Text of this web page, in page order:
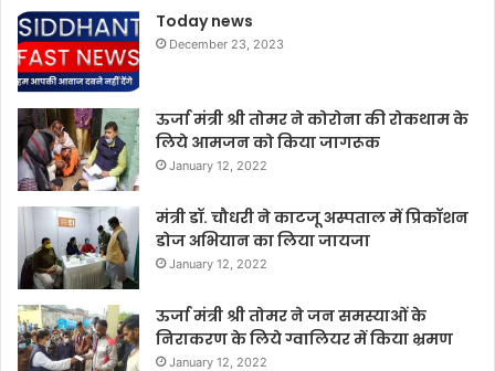
Today news
December 23, 2023
ऊर्जा मंत्री श्री तोमर ने कोरोना की रोकथाम के
लिये आमजन को किया जागरूक
January 12, 2022
मंत्री डॉ. चौधरी ने काटजू अस्पताल में प्रिकॉशन
डोज अभियान का लिया जायजा
January 12, 2022
ऊर्जा मंत्री श्री तोमर ने जन समस्याओं के
निराकरण के लिये ग्वालियर में किया भ्रमण
January 12, 2022